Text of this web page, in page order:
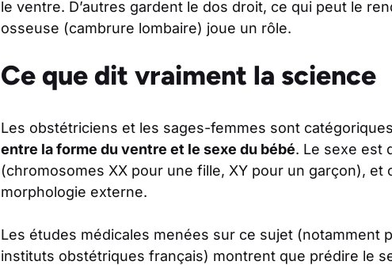
le ventre. D’autres gardent le dos droit, ce qui peut le
osseuse (cambrure lombaire) joue un rôle.
Ce que dit vraiment la science
Les obstétriciens et les sages-femmes sont
entre la forme du ventre et le sexe du bébé. Le sexe est
(chromosomes XX pour une fille, XY pour un garçon), et
morphologie externe.
Les études médicales menées sur ce sujet (notamment
instituts obstétriques français) montrent que prédire le